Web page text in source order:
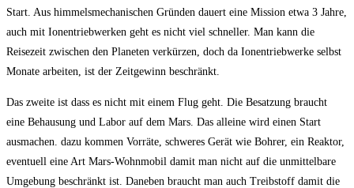
Start. Aus himmelsmechanischen Gründen dauert eine Mission etwa 3 Jahre,
auch mit Ionentriebwerken geht es nicht viel schneller. Man kann die
Reisezeit zwischen den Planeten verkürzen, doch da Ionentriebwerke selbst
Monate arbeiten, ist der Zeitgewinn beschränkt.
Das zweite ist dass es nicht mit einem Flug geht. Die Besatzung braucht
eine Behausung und Labor auf dem Mars. Das alleine wird einen Start
ausmachen. dazu kommen Vorräte, schweres Gerät wie Bohrer, ein Reaktor,
eventuell eine Art Mars-Wohnmobil damit man nicht auf die unmittelbare
Umgebung beschränkt ist. Daneben braucht man auch Treibstoff damit die